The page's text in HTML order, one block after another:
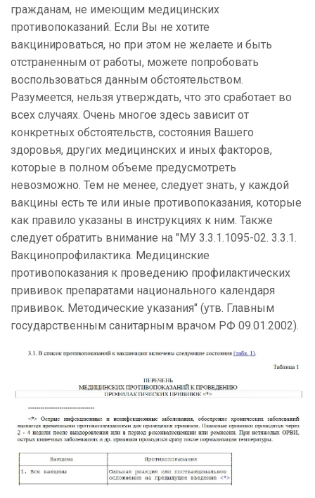
гражданам, не имеющим медицинских
противопоказаний. Если Вы не хотите
вакцинироваться, но при этом не желаете и быть
отстраненным от работы, можете попробовать
воспользоваться данным обстоятельством.
Разумеется, нельзя утверждать, что это сработает во
всех случаях. Очень многое здесь зависит от
конкретных обстоятельств, состояния Вашего
здоровья, других медицинских и иных факторов,
которые в полном объеме предусмотреть
невозможно. Тем не менее, следует знать, у каждой
вакцины есть те или иные противопоказания, которые
как правило указаны в инструкциях к ним. Также
следует обратить внимание на "МУ 3.3.1.1095-02. 3.3.1.
Вакцинопрофилактика. Медицинские
противопоказания к проведению профилактических
прививок препаратами национального календаря
прививок. Методические указания" (утв. Главным
государственным санитарным врачом РФ 09.01.2002).